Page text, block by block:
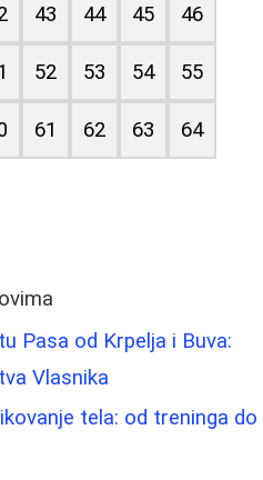
43 44 45 46
52 53 54 55
61 62 63 64
Pasa od Krpelja i Buva:
Vlasnika
tela: od treninga do